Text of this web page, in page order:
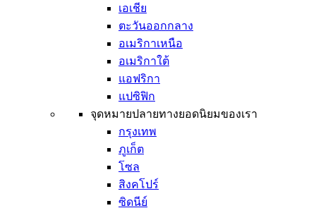
เอเชีย
ตะวันออกกลาง
อเมริกาเหนือ
อเมริกาใต้
แอฟริกา
แปซิฟิก
จุดหมายปลายทางยอดนิยมของเรา
กรุงเทพ
ภูเก็ต
โซล
สิงคโปร์
ซิดนีย์